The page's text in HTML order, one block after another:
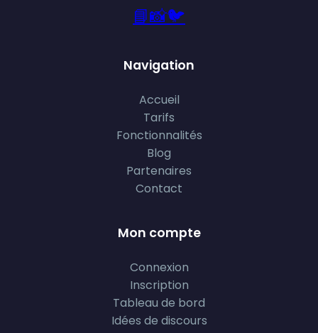
📘📸🐦
Navigation
Accueil
Tarifs
Fonctionnalités
Blog
Partenaires
Contact
Mon compte
Connexion
Inscription
Tableau de bord
Idées de discours